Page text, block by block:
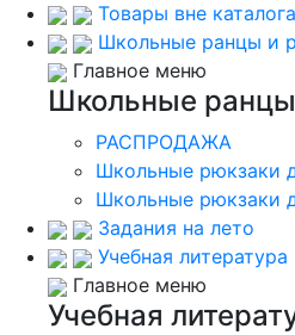
Товары вне каталога
Школьные ранцы и
Главное меню
Школьные
РАСПРОДАЖА
Школьные рюкзаки
Школьные рюкзаки
Задания на лето
Учебная литература
Главное меню
Учебная